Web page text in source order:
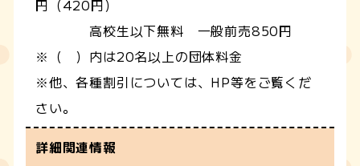
円（420円）
高校生以下無料 一般前売850円
※（ ）内は20名以上の団体料金
※他、各種割引については、HP等をご覧くだ
さい。
詳細関連情報